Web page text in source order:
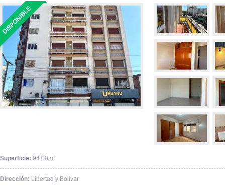
Superficie: 94.00m²
Dirección: Libertad y Bolivar